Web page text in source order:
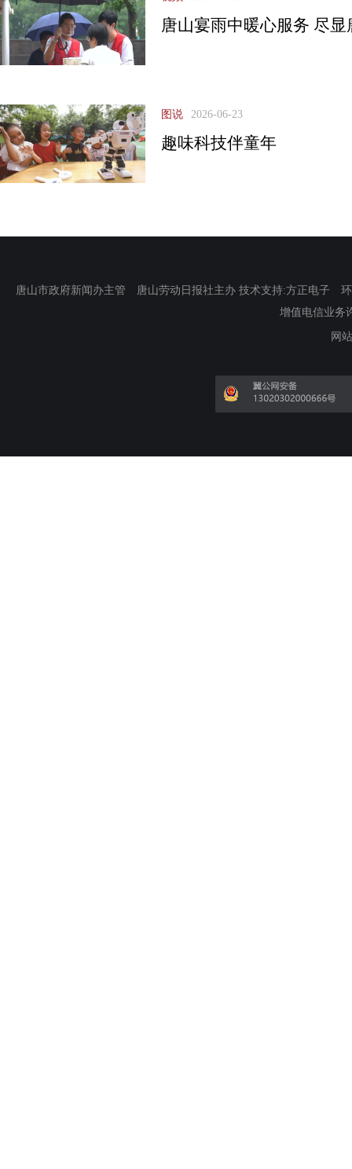
唐山宴雨中暖心服务 尽
图说 2026-06-23
趣味科技伴童年
唐山市政府新闻办主管 唐山劳动日报社主办 技术支持:方正电子
增值电信业务
网